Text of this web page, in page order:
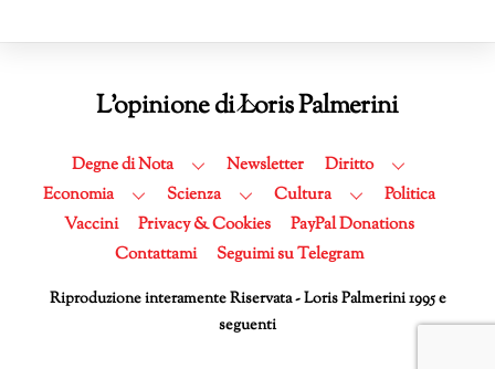
Back
Top
L'opinione di Loris Palmerini
Degne di Nota Newsletter
Diritto
Economia
Scienza Cultura
Politica
Vaccini
Privacy & Cookies
PayPal Donations
Contattami
Seguimi su Telegram
Riproduzione interamente Riservata - Loris Palmerini 1995 e
seguenti